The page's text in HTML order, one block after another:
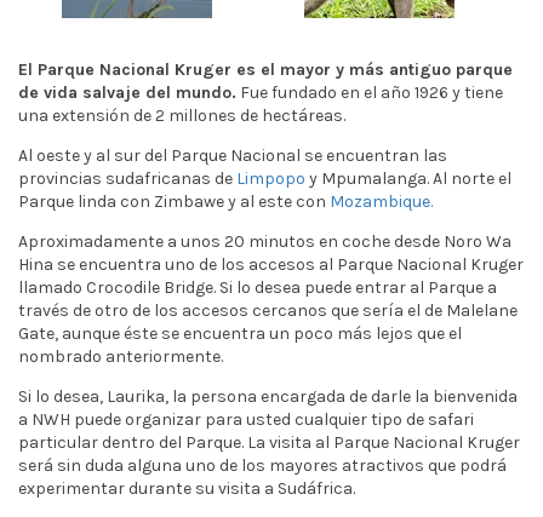
El Parque Nacional Kruger es el mayor y más antiguo parque
de vida salvaje del mundo. Fue fundado en el año 1926 y tiene
una extensión de 2 millones de hectáreas.
Al oeste y al sur del Parque Nacional se encuentran las
provincias sudafricanas de Limpopo y Mpumalanga. Al norte el
Parque linda con Zimbawe y al este con Mozambique.
Aproximadamente a unos 20 minutos en coche desde Noro Wa
Hina se encuentra uno de los accesos al Parque Nacional Kruger
llamado Crocodile Bridge. Si lo desea puede entrar al Parque a
través de otro de los accesos cercanos que sería el de Malelane
Gate, aunque éste se encuentra un poco más lejos que el
nombrado anteriormente.
Si lo desea, Laurika, la persona encargada de darle la bienvenida
a NWH puede organizar para usted cualquier tipo de safari
particular dentro del Parque. La visita al Parque Nacional Kruger
será sin duda alguna uno de los mayores atractivos que podrá
experimentar durante su visita a Sudáfrica.